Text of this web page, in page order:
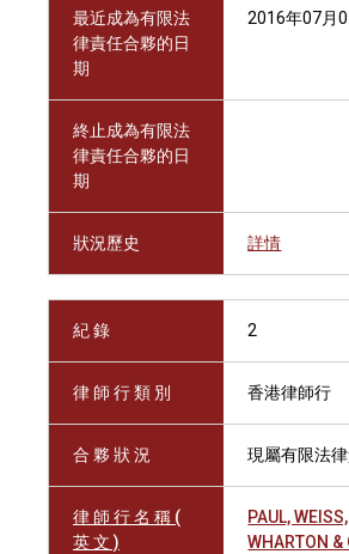
最近成為有限法
律責任合夥的日
期
2016年07月
終止成為有限法
律責任合夥的日
期
狀況歷史 詳情
紀 錄 2
律 師 行 類 別 香港律師行
合 夥 狀 況 現屬有限法
律 師 行 名 稱 (
英 文 )
PAUL,
WHARTON &